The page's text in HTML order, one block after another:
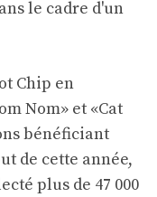
le cadre d'un
Chip en
Nom» et «Cat
bénéficiant
de cette année,
plus de 47 000